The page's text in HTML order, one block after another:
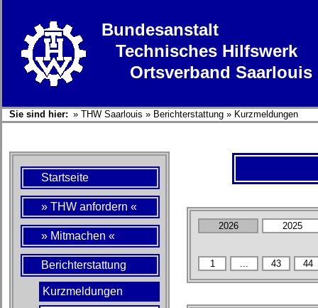
Bundesanstalt
Technisches Hilfswerk
Ortsverband Saarlouis
Sie sind hier: » THW Saarlouis » Berichterstattung » Kurzmeldungen
Startseite
» THW anfordern «
» Mitmachen «
Berichterstattung
Kurzmeldungen